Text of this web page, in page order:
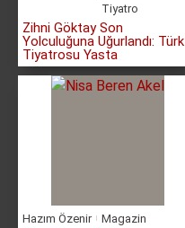
Tiyatro
Zihni Göktay Son
Yolculuğuna Uğurlandı: Türk
Tiyatrosu Yasta
Hazım Özenir Magazin